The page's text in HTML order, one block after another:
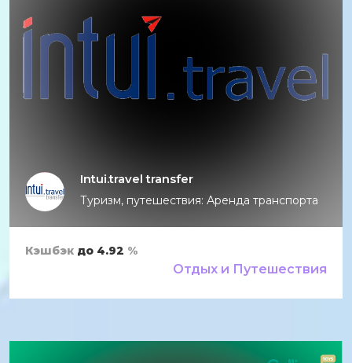
Intui.travel transfer
Туризм, путешествия: Аренда транспорта
Кэшбэк до 4.92 %
Отдых и Путешествия